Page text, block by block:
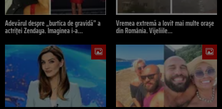
Adevărul despre „burtica de gravidă” a
actriței Zendaya. Imaginea i-a…
Vremea extremă a lovit mai multe orașe
din România. Vijeliile…